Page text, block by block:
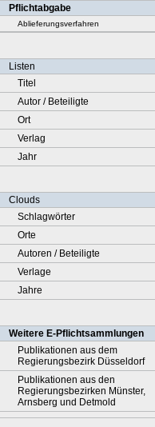
Pflichtabgabe
Ablieferungsverfahren
Listen
Titel
Autor / Beteiligte
Ort
Verlag
Jahr
Clouds
Schlagwörter
Orte
Autoren / Beteiligte
Verlage
Jahre
Weitere E-Pflichtsammlungen
Publikationen aus dem
Regierungsbezirk Düsseldorf
Publikationen aus den
Regierungsbezirken Münster,
Arnsberg und Detmold